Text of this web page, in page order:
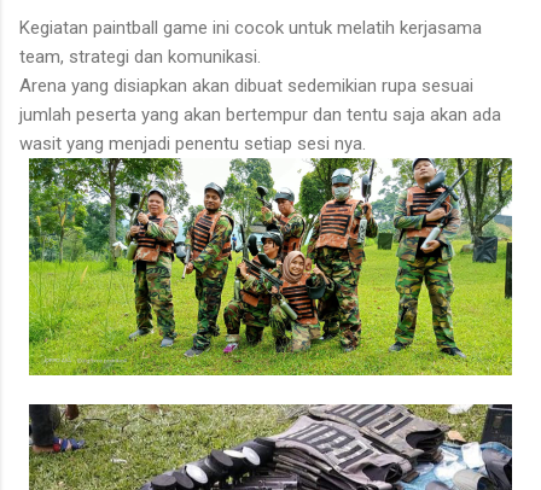
Kegiatan paintball game ini cocok untuk melatih kerjasama
team, strategi dan komunikasi.
Arena yang disiapkan akan dibuat sedemikian rupa sesuai
jumlah peserta yang akan bertempur dan tentu saja akan ada
wasit yang menjadi penentu setiap sesi nya.